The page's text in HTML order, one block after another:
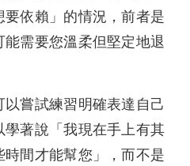
依賴」的情況，前者是
需要您溫柔但堅定地退
嘗試練習明確表達自己
著說「我現在手上有其
間才能幫您」，而不是